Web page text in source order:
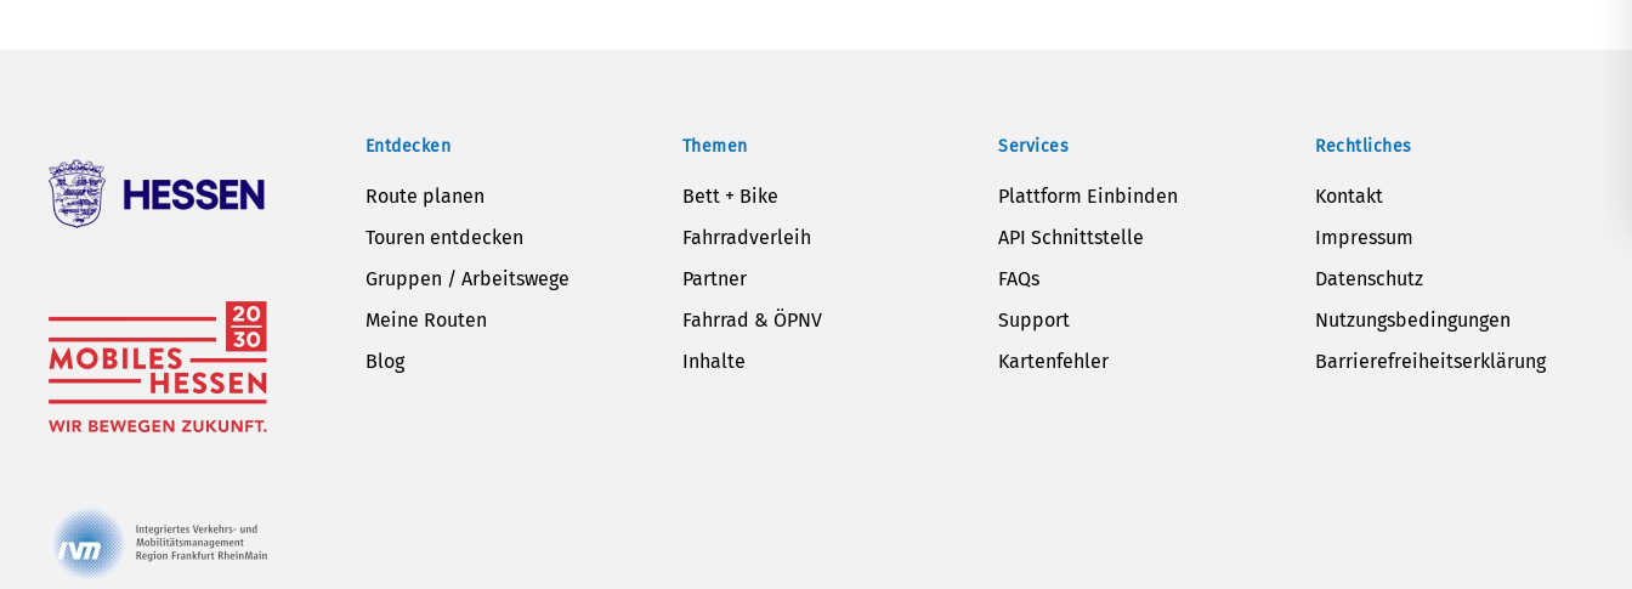
Entdecken
Route planen
Touren entdecken
Gruppen / Arbeitswege
Meine Routen
Blog
Themen
Bett + Bike
Fahrradverleih
Partner
Fahrrad & ÖPNV
Inhalte
Services
Plattform Einbinden
API Schnittstelle
FAQs
Support
Kartenfehler
Rechtliches
Kontakt
Impressum
Datenschutz
Nutzungsbedingungen
Barrierefreiheitserklärung